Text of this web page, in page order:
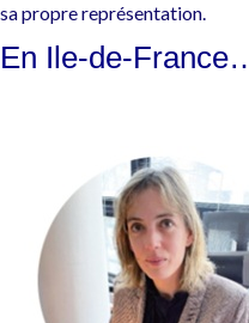
sa propre représentation.
En Ile-de-